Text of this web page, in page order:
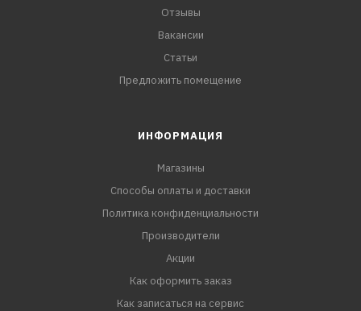
Отзывы
Вакансии
Статьи
Предложить помещение
ИНФОРМАЦИЯ
Магазины
Способы оплаты и доставки
Политика конфиденциальности
Производители
Акции
Как оформить заказ
Как записаться на сервис